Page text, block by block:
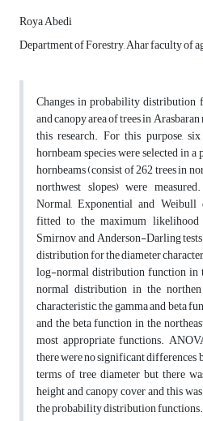
Roya Abedi
Department of Forestry, Ahar faculty of
Changes in probability distribution
and canopy area of trees in
this research. For this purpose,
hornbeam species were selected in
hornbeams (consist of 262 trees in
northwest slopes) were
Normal, Exponential and
fitted to the maximum
Smirnov and Anderson-Darling
distribution for the diameter
log-normal distribution function in
normal distribution in the
characteristic, the gamma and beta
and the beta function in the
most appropriate functions.
there were no significant differences
terms of tree diameter but there
height and canopy cover and this
the probability distribution functions.